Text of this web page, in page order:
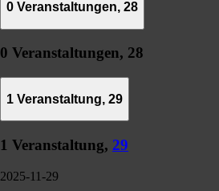
0 Veranstaltungen, 28
0 Veranstaltungen, 28
1 Veranstaltung, 29
1 Veranstaltung, 29
2025-11-29